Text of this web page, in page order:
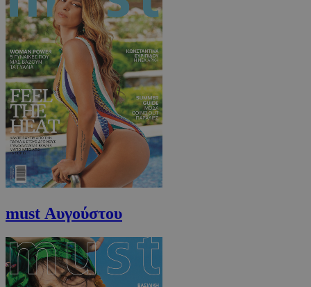
must Αυγούστου